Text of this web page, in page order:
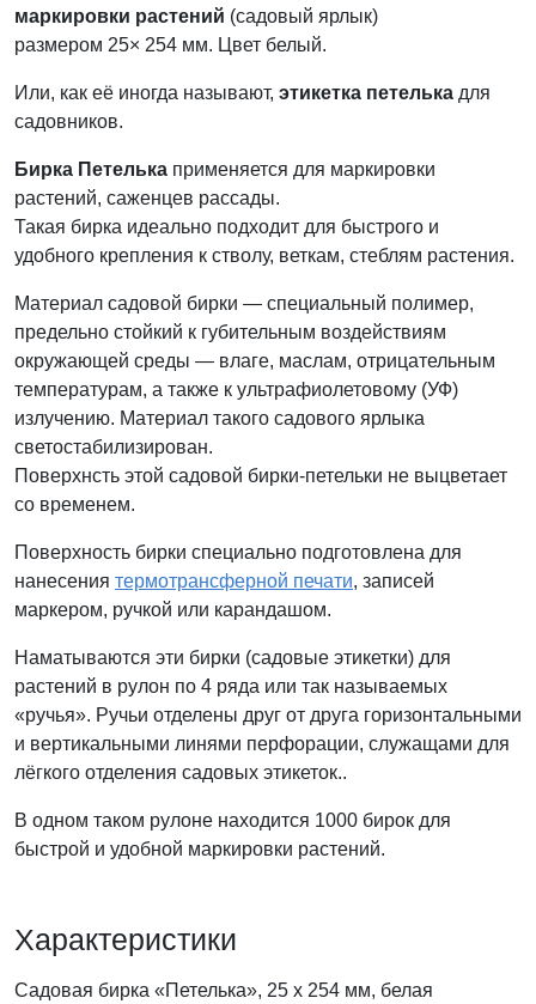
маркировки растений (садовый ярлык)
размером 25× 254 мм. Цвет белый.
Или, как её иногда называют, этикетка петелька для
садовников.
Бирка Петелька применяется для маркировки
растений, саженцев рассады.
Такая бирка идеально подходит для быстрого и
удобного крепления к стволу, веткам, стеблям растения.
Материал садовой бирки — специальный полимер,
предельно стойкий к губительным воздействиям
окружающей среды — влаге, маслам, отрицательным
температурам, а также к ультрафиолетовому (УФ)
излучению. Материал такого садового ярлыка
светостабилизирован.
Поверхнсть этой садовой бирки-петельки не выцветает
со временем.
Поверхность бирки специально подготовлена для
нанесения термотрансферной печати, записей
маркером, ручкой или карандашом.
Наматываются эти бирки (садовые этикетки) для
растений в рулон по 4 ряда или так называемых
«ручья». Ручьи отделены друг от друга горизонтальными
и вертикальными линями перфорации, служащами для
лёгкого отделения садовых этикеток..
В одном таком рулоне находится 1000 бирок для
быстрой и удобной маркировки растений.
Характеристики
Садовая бирка «Петелька», 25 х 254 мм, белая